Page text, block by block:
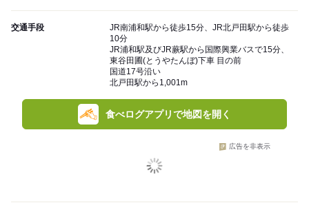
交通手段
JR南浦和駅から徒歩15分、JR北戸田駅から徒歩
10分
JR浦和駅及びJR蕨駅から国際興業バスで15分、
東谷田圃(とうやたんぼ)下車 目の前
国道17号沿い
北戸田駅から1,001m
食べログアプリで地図を開く
広告を非表示